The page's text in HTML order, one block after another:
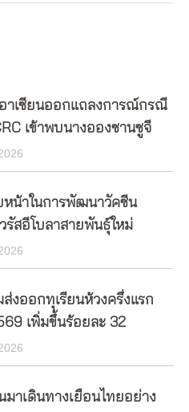
าเซียนออกแถลงการณ์กรณี
เข้าพบนางอองซานซูจี
หน้าในการพัฒนาวัคซีน
รัสอีโบลาสายพันธุ์ใหม่
ส่งออกทุเรียนห้วงครึ่งแรก
เพิ่มขึ้นร้อยละ 32
มาเดินทางเยือนไทยอย่าง